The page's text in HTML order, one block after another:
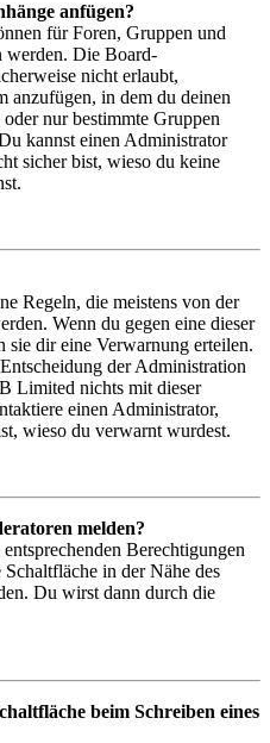
anfügen?
für Foren, Gruppen und
werden. Die Board-
nicht erlaubt,
anzufügen, in dem du deinen
nur bestimmte Gruppen
kannst einen Administrator
sicher bist, wieso du keine
Regeln, die meistens von der
Wenn du gegen eine dieser
sie dir eine Verwarnung erteilen.
der Administration
Limited nichts mit dieser
einen Administrator,
wieso du verwarnt wurdest.
melden?
Berechtigungen
in der Nähe des
Du wirst dann durch die
beim Schreiben eines